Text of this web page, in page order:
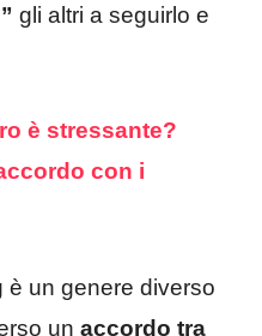
gli altri a seguirlo e
è stressante?
con i
è un genere diverso
un accordo tra